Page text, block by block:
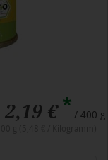
2,19 €* / 400 g